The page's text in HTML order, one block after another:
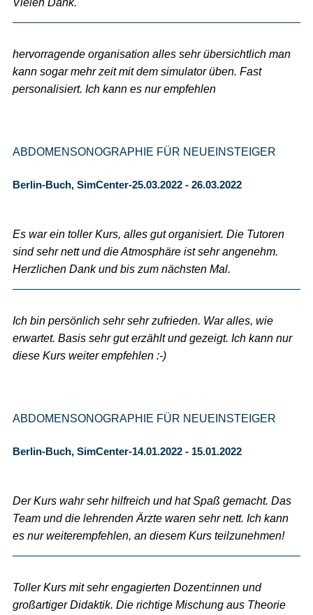
hervorragende organisation alles sehr übersichtlich man
kann sogar mehr zeit mit dem simulator üben. Fast
personalisiert. Ich kann es nur empfehlen
ABDOMENSONOGRAPHIE FÜR NEUEINSTEIGER
Berlin-Buch, SimCenter-25.03.2022 - 26.03.2022
Es war ein toller Kurs, alles gut organisiert. Die Tutoren
sind sehr nett und die Atmosphäre ist sehr angenehm.
Herzlichen Dank und bis zum nächsten Mal.
Ich bin persönlich sehr sehr zufrieden. War alles, wie
erwartet. Basis sehr gut erzählt und gezeigt. Ich kann nur
diese Kurs weiter empfehlen :-)
ABDOMENSONOGRAPHIE FÜR NEUEINSTEIGER
Berlin-Buch, SimCenter-14.01.2022 - 15.01.2022
Der Kurs wahr sehr hilfreich und hat Spaß gemacht. Das
Team und die lehrenden Ärzte waren sehr nett. Ich kann
es nur weiterempfehlen, an diesem Kurs teilzunehmen!
Toller Kurs mit sehr engagierten Dozent:innen und
großartiger Didaktik. Die richtige Mischung aus Theorie